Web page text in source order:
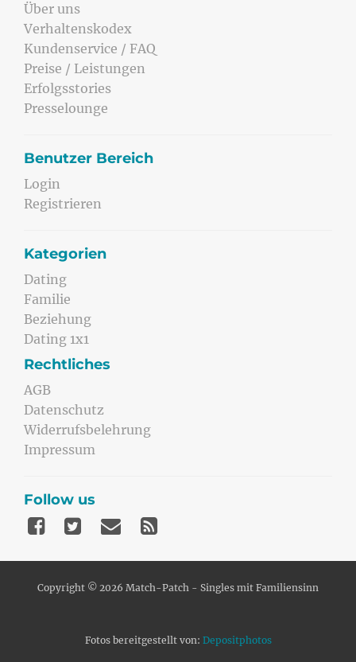
Über uns
Verhaltenskodex
Kundenservice / FAQ
Preise / Leistungen
Erfolgsstories
Presselounge
Benutzer Bereich
Login
Registrieren
Kategorien
Dating
Familie
Beziehung
Dating 1x1
Rechtliches
AGB
Datenschutz
Widerrufsbelehrung
Impressum
Follow us
Copyright © 2026 Match-Patch - Singles mit Familiensinn
Fotos bereitgestellt von: Depositphotos